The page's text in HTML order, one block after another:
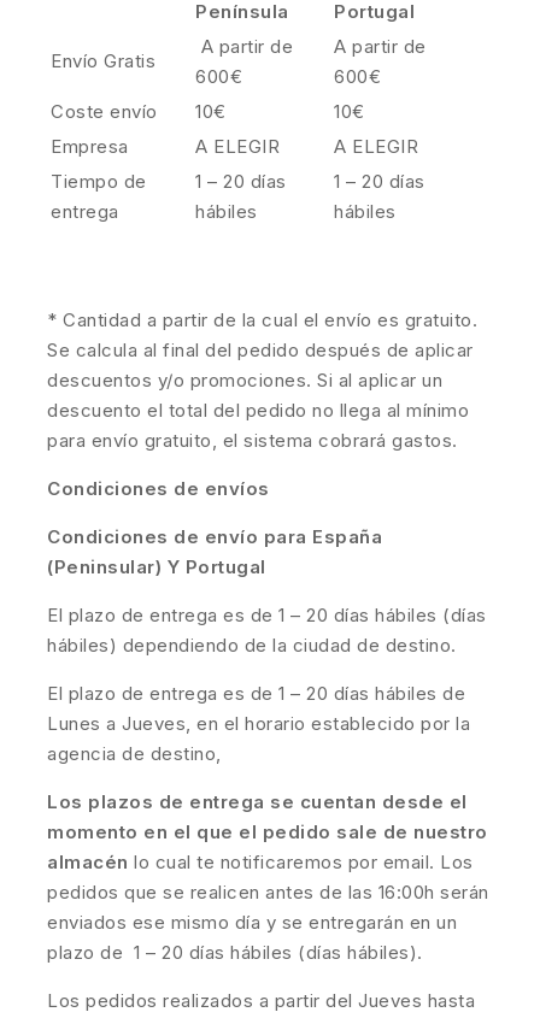
Península Portugal
Envío Gratis
A partir de
600€
A partir de
600€
Coste envío
10€
10€
Empresa
A ELEGIR
A ELEGIR
Tiempo de
entrega
1 – 20 días
hábiles
1 – 20 días
hábiles
* Cantidad a partir de la cual el envío es gratuito.
Se calcula al final del pedido después de aplicar
descuentos y/o promociones. Si al aplicar un
descuento el total del pedido no llega al mínimo
para envío gratuito, el sistema cobrará gastos.
Condiciones de envíos
Condiciones de envío para España
(Peninsular) Y Portugal
El plazo de entrega es de 1 – 20 días hábiles (días
hábiles) dependiendo de la ciudad de destino.
El plazo de entrega es de 1 – 20 días hábiles de
Lunes a Jueves, en el horario establecido por la
agencia de destino,
Los plazos de entrega se cuentan desde el
momento en el que el pedido sale de nuestro
almacén lo cual te notificaremos por email. Los
pedidos que se realicen antes de las 16:00h serán
enviados ese mismo día y se entregarán en un
plazo de 1 – 20 días hábiles (días hábiles).
Los pedidos realizados a partir del Jueves hasta